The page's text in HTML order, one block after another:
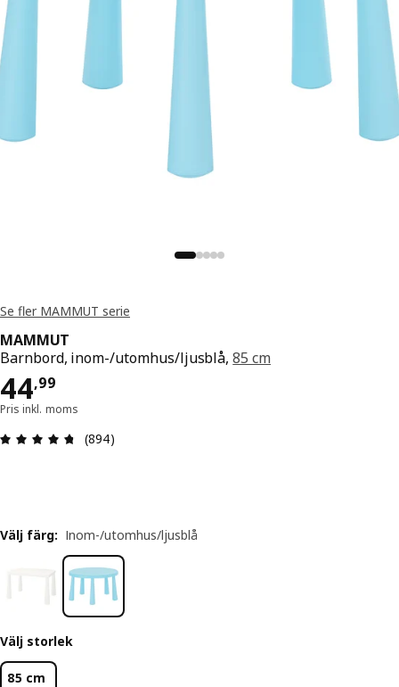
Se fler MAMMUT serie
MAMMUT
Barnbord, inom-/utomhus/ljusblå,85 cm
44,99
Pris 44,99
Pris inkl. moms
Recension: 4.7 / 5 stjärnor. Totalt antal
(894)
Välj färg: Inom-/utomhus/ljusblå
Välj storlek
85 cm